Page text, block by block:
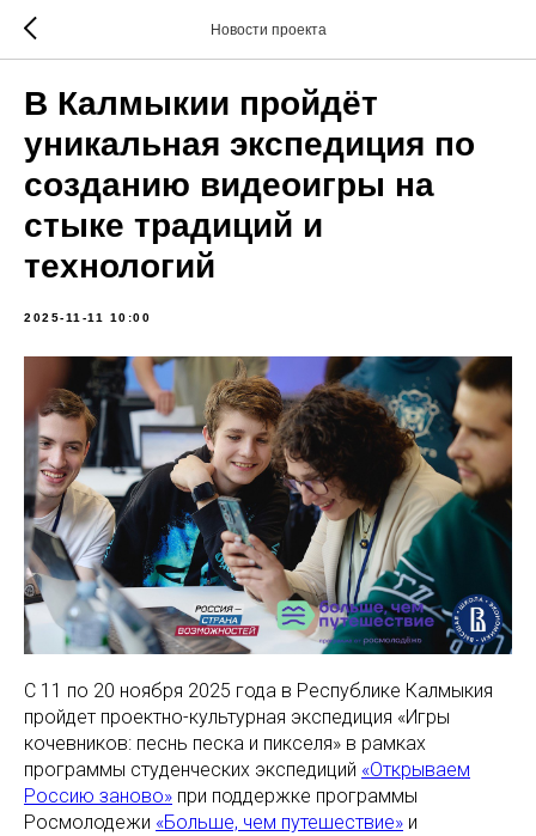
Новости проекта
В Калмыкии пройдёт
уникальная экспедиция по
созданию видеоигры на
стыке традиций и
технологий
2025-11-11 10:00
С 11 по 20 ноября 2025 года в Республике Калмыкия
пройдет проектно-культурная экспедиция «Игры
кочевников: песнь песка и пикселя» в рамках
программы студенческих экспедиций «Открываем
Россию заново» при поддержке программы
Росмолодежи «Больше, чем путешествие» и